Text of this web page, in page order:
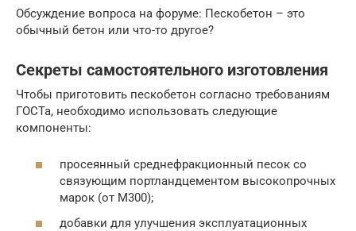
Обсуждение вопроса на форуме: Пескобетон – это
обычный бетон или что-то другое?
Секреты самостоятельного изготовления
Чтобы приготовить пескобетон согласно требованиям
ГОСТа, необходимо использовать следующие
компоненты:
просеянный среднефракционный песок со
связующим портландцементом высокопрочных
марок (от М300);
добавки для улучшения эксплуатационных